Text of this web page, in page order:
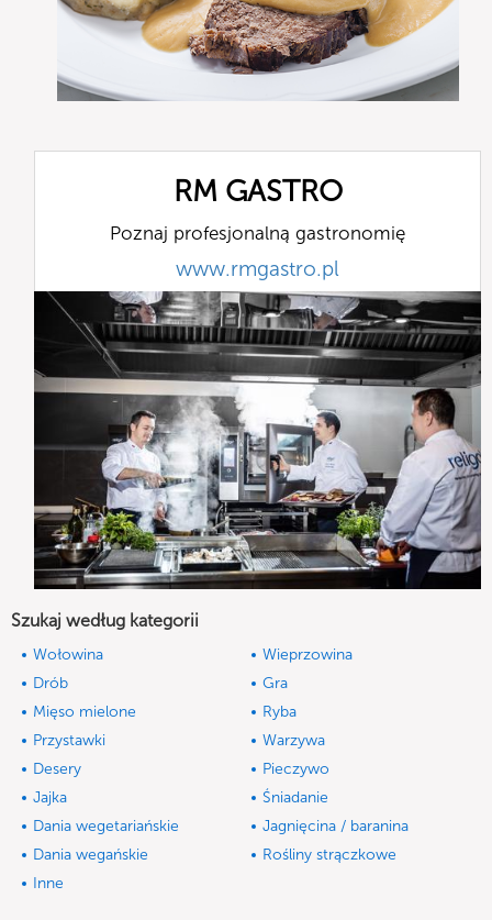
RM GASTRO
Poznaj profesjonalną gastronomię
www.rmgastro.pl
Szukaj według kategorii
Wołowina
Wieprzowina
Drób
Gra
Mięso mielone
Ryba
Przystawki
Warzywa
Desery
Pieczywo
Jajka
Śniadanie
Dania wegetariańskie
Jagnięcina / baranina
Dania wegańskie
Rośliny strączkowe
Inne